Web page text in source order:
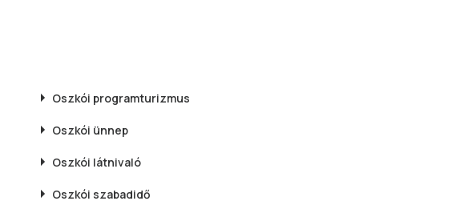
Oszkói programturizmus
Oszkói ünnep
Oszkói látnivaló
Oszkói szabadidő